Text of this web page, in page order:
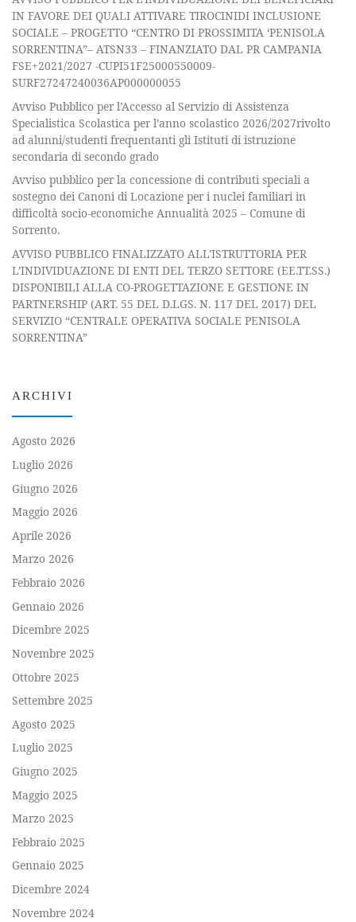
IN FAVORE DEI QUALI ATTIVARE TIROCINIDI INCLUSIONE
SOCIALE – PROGETTO “CENTRO DI PROSSIMITA ‘PENISOLA
SORRENTINA”– ATSN33 – FINANZIATO DAL PR CAMPANIA
FSE+2021/2027 -CUPI51F25000550009-
SURF27247240036AP000000055
Avviso Pubblico per l’Accesso al Servizio di Assistenza
Specialistica Scolastica per l’anno scolastico 2026/2027rivolto
ad alunni/studenti frequentanti gli Istituti di istruzione
secondaria di secondo grado
Avviso pubblico per la concessione di contributi speciali a
sostegno dei Canoni di Locazione per i nuclei familiari in
difficoltà socio-economiche Annualità 2025 – Comune di
Sorrento.
AVVISO PUBBLICO FINALIZZATO ALL’ISTRUTTORIA PER
L’INDIVIDUAZIONE DI ENTI DEL TERZO SETTORE (EE.TT.SS.)
DISPONIBILI ALLA CO-PROGETTAZIONE E GESTIONE IN
PARTNERSHIP (ART. 55 DEL D.LGS. N. 117 DEL 2017) DEL
SERVIZIO “CENTRALE OPERATIVA SOCIALE PENISOLA
SORRENTINA”
ARCHIVI
Agosto 2026
Luglio 2026
Giugno 2026
Maggio 2026
Aprile 2026
Marzo 2026
Febbraio 2026
Gennaio 2026
Dicembre 2025
Novembre 2025
Ottobre 2025
Settembre 2025
Agosto 2025
Luglio 2025
Giugno 2025
Maggio 2025
Marzo 2025
Febbraio 2025
Gennaio 2025
Dicembre 2024
Novembre 2024